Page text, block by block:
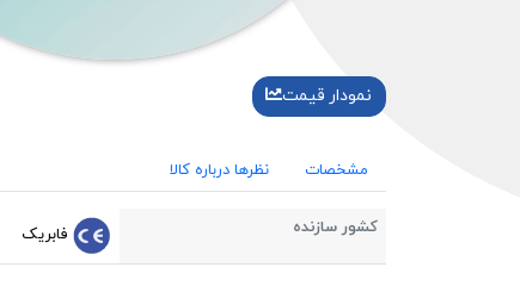
نمودار قیمت
مشخصات نظرها درباره کالا
کشور سازنده فابریک